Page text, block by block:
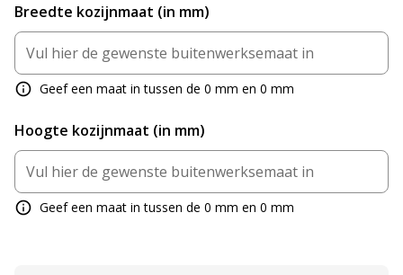
Breedte kozijnmaat (in mm)
Geef een maat in tussen de 0 mm en 0 mm
Hoogte kozijnmaat (in mm)
Geef een maat in tussen de 0 mm en 0 mm